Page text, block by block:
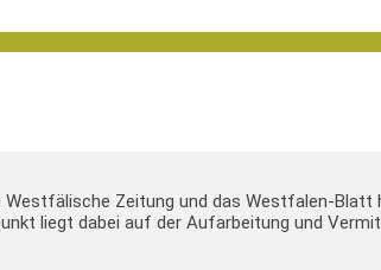
Zeitung und das Westfalen-
liegt dabei auf der Aufarbeitung und